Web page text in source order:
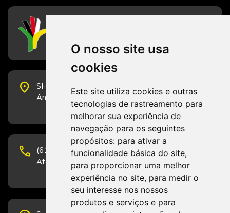
O nosso site usa
cookies
Este site utiliza cookies e outras
tecnologias de rastreamento para
melhorar sua experiência de
navegação para os seguintes
propósitos: para ativar a
funcionalidade básica do site,
para proporcionar uma melhor
experiência no site, para medir o
seu interesse nos nossos
produtos e serviços e para
place
SHS Quadra 6, Bloco E, Complexo Brasil 21, 20º
Andar, Sala 2001 - CEP 70322-915 - Brasília/DF
phone
(61) 3223-1652 e (61) 98131-3801.
Atendimento por telefone em horário comercial